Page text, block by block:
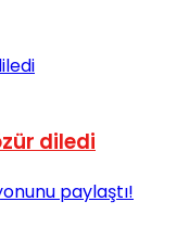
diledi